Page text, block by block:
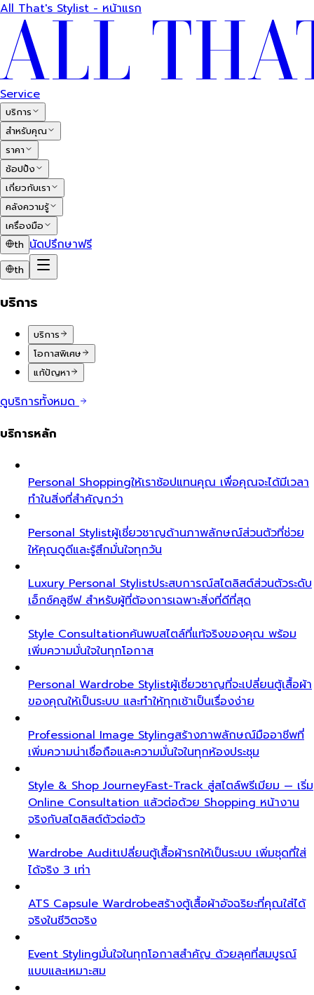
All That's Stylist - หน้าแรก
Service
บริการ
สำหรับคุณ
ราคา
ช้อปปิ้ง
เกี่ยวกับเรา
คลังความรู้
เครื่องมือ
th นัดปรึกษาฟรี
th
บริการ
บริการ
โอกาสพิเศษ
แก้ปัญหา
ดูบริการทั้งหมด
บริการหลัก
Personal Shoppingให้เราช้อปแทนคุณ เพื่อคุณจะได้มีเวลา
ทำในสิ่งที่สำคัญกว่า
Personal Stylistผู้เชี่ยวชาญด้านภาพลักษณ์ส่วนตัวที่ช่วย
ให้คุณดูดีและรู้สึกมั่นใจทุกวัน
Luxury Personal Stylistประสบการณ์สไตลิสต์ส่วนตัวระดับ
เอ็กซ์คลูซีฟ สำหรับผู้ที่ต้องการเฉพาะสิ่งที่ดีที่สุด
Style Consultationค้นพบสไตล์ที่แท้จริงของคุณ พร้อม
เพิ่มความมั่นใจในทุกโอกาส
Personal Wardrobe Stylistผู้เชี่ยวชาญที่จะเปลี่ยนตู้เสื้อผ้า
ของคุณให้เป็นระบบ และทำให้ทุกเช้าเป็นเรื่องง่าย
Professional Image Stylingสร้างภาพลักษณ์มืออาชีพที่
เพิ่มความน่าเชื่อถือและความมั่นใจในทุกห้องประชุม
Style & Shop JourneyFast-Track สู่สไตล์พรีเมียม — เริ่ม
Online Consultation แล้วต่อด้วย Shopping หน้างาน
จริงกับสไตลิสต์ตัวต่อตัว
Wardrobe Auditเปลี่ยนตู้เสื้อผ้ารกให้เป็นระบบ เพิ่มชุดที่ใส่
ได้จริง 3 เท่า
ATS Capsule Wardrobeสร้างตู้เสื้อผ้าอัจฉริยะที่คุณใส่ได้
จริงในชีวิตจริง
Event Stylingมั่นใจในทุกโอกาสสำคัญ ด้วยลุคที่สมบูรณ์
แบบและเหมาะสม